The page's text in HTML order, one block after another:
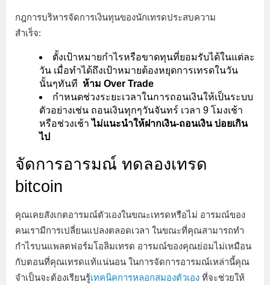
กฎการบริหารจัดการเงินทุนของนักเทรดประสบความ
สำเร็จ:
ตั้งเป้าหมายกำไรหรือขาดทุนที่ยอมรับได้ในแต่ละ
วัน เมื่อทำได้ถึงเป้าหมายต้องหยุดการเทรดในวัน
นั้นๆทันที ห้าม Over Trade
กำหนดช่วงระยะเวลาในการถอนเงินให้เป็นระบบ
ตัวอย่างเช่น ถอนเงินทุกๆวันจันทร์ เวลา 9 โมงเช้า
หรือช่วงเช้าไม่แนะนำให้ฝากเงิน-ถอนเงิน บ่อยเกิน
ไป
จัดการอารมณ์ ทดลองเทรด
bitcoin
คุณเคยสังเกตอารมณ์ตัวเองในขณะเทรดหรือไม่ อารมณ์ของ
คนเรามีการเปลี่ยนแปลงตลอดเวลา ในขณะที่คุณสามารถทำ
กำไรบนแพลตฟอร์มโอลิมเทรด อารมณ์ของคุณย่อมไม่เหมือน
กับตอนที่คุณเทรดแท้แน่นอน ในการจัดการอารมณ์เหล่านี้คุณ
จำเป็นจะต้องเรียนรู้เทคนิคการหลอกสมองตัวเอง ที่จะช่วยให้